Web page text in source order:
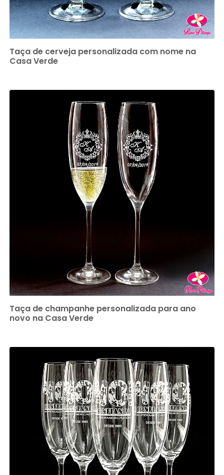
Taça de cerveja personalizada com nome na
Casa Verde
Taça de champanhe personalizada para ano
novo na Casa Verde